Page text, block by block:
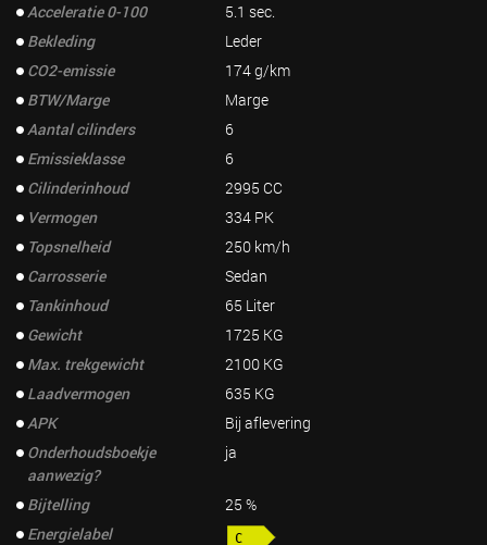
Acceleratie 0-100
5.1 sec.
Bekleding
Leder
CO2-emissie
174 g/km
BTW/Marge
Marge
Aantal cilinders
6
Emissieklasse
6
Cilinderinhoud
2995 CC
Vermogen
334 PK
Topsnelheid
250 km/h
Carrosserie
Sedan
Tankinhoud
65 Liter
Gewicht
1725 KG
Max. trekgewicht
2100 KG
Laadvermogen
635 KG
APK
Bij aflevering
Onderhoudsboekje
aanwezig?
ja
Bijtelling
25 %
Energielabel